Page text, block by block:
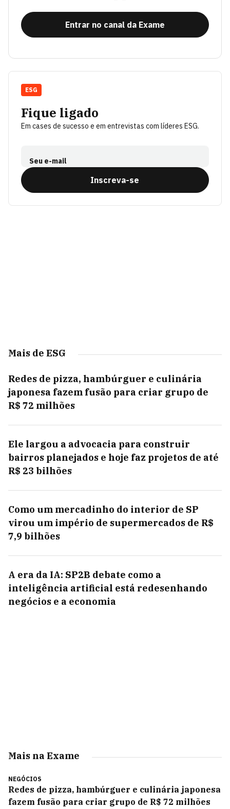
Entrar no canal da Exame
Fique ligado
Em cases de sucesso e em entrevistas com líderes ESG.
Seu e-mail
Inscreva-se
ESG
Mais de ESG
Redes de pizza, hambúrguer e culinária
japonesa fazem fusão para criar grupo de
R$ 72 milhões
Ele largou a advocacia para construir
bairros planejados e hoje faz projetos de até
R$ 23 bilhões
Como um mercadinho do interior de SP
virou um império de supermercados de R$
7,9 bilhões
A era da IA: SP2B debate como a
inteligência artificial está redesenhando
negócios e a economia
Mais na Exame
NEGÓCIOS
Redes de pizza, hambúrguer e culinária japonesa
fazem fusão para criar grupo de R$ 72 milhões